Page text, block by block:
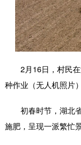
法律 中
食品
2月16日，村民在
种作业（无人机照片）
初春时节，湖北省
施肥，呈现一派繁忙景